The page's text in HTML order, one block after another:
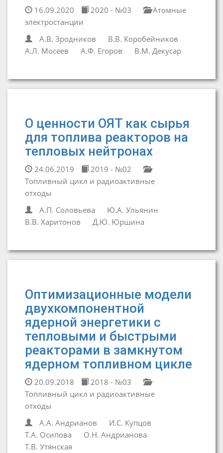
16.09.2020 2020 - №03
Атомные
электростанции
А.В. Зродников
В.В. Коробейников
А.Л. Мосеев
А.Ф. Егоров В.М. Декусар
О ценности ОЯТ как сырья
для топлива реакторов на
тепловых нейтронах
24.06.2019
2019 - №02
Топливный цикл и радиоактивные
отходы
А.П. Соловьева
Ю.А. Ульянин
В.В. Харитонов
Д.Ю. Юршина
Оптимизационные модели
двухкомпонентной
ядерной энергетики с
тепловыми и быстрыми
реакторами в замкнутом
ядерном топливном цикле
20.09.2018
2018 - №03
Топливный цикл и радиоактивные
отходы
А.А. Андрианов
И.С. Купцов
Т.А. Осипова
О.Н. Андрианова
Т.В. Утянская